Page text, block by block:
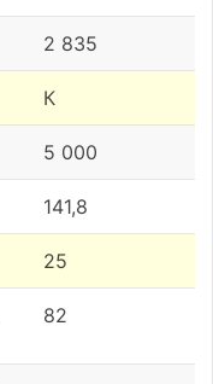
2 835
К
5 000
141,8
25
82